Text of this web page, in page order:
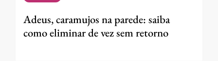
Adeus, caramujos na parede: saiba
como eliminar de vez sem retorno